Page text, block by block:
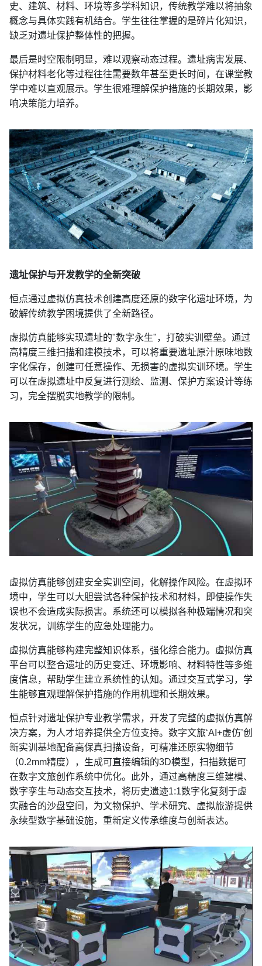
史、建筑、材料、环境等多学科知识，传统教学难以将抽象
概念与具体实践有机结合。学生往往掌握的是碎片化知识，
缺乏对遗址保护整体性的把握。
最后是时空限制明显，难以观察动态过程。遗址病害发展、
保护材料老化等过程往往需要数年甚至更长时间，在课堂教
学中难以直观展示。学生很难理解保护措施的长期效果，影
响决策能力培养。
遗址保护与开发教学的全新突破
恒点通过虚拟仿真技术创建高度还原的数字化遗址环境，为
破解传统教学困境提供了全新路径。
虚拟仿真能够实现遗址的"数字永生"，打破实训壁垒。通过
高精度三维扫描和建模技术，可以将重要遗址原汁原味地数
字化保存，创建可任意操作、无损害的虚拟实训环境。学生
可以在虚拟遗址中反复进行测绘、监测、保护方案设计等练
习，完全摆脱实地教学的限制。
虚拟仿真能够创建安全实训空间，化解操作风险。在虚拟环
境中，学生可以大胆尝试各种保护技术和材料，即使操作失
误也不会造成实际损害。系统还可以模拟各种极端情况和突
发状况，训练学生的应急处理能力。
虚拟仿真能够构建完整知识体系，强化综合能力。虚拟仿真
平台可以整合遗址的历史变迁、环境影响、材料特性等多维
度信息，帮助学生建立系统性的认知。通过交互式学习，学
生能够直观理解保护措施的作用机理和长期效果。
恒点针对遗址保护专业教学需求，开发了完整的虚拟仿真解
决方案，为人才培养提供全方位支持。数字文旅‘AI+虚仿’创
新实训基地配备高保真扫描设备，可精准还原实物细节
（0.2mm精度），生成可直接编辑的3D模型，扫描数据可
在数字文旅创作系统中优化。此外，通过高精度三维建模、
数字孪生与动态交互技术，将历史遗迹1:1数字化复刻于虚
实融合的沙盘空间，为文物保护、学术研究、虚拟旅游提供
永续型数字基础设施，重新定义传承维度与创新表达。